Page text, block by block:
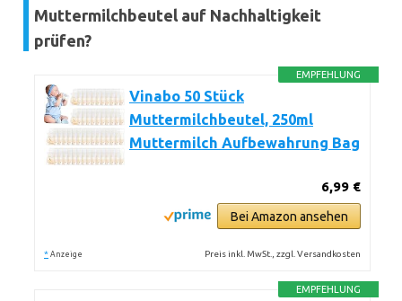
Muttermilchbeutel auf Nachhaltigkeit
prüfen?
EMPFEHLUNG
Vinabo 50 Stück
Muttermilchbeutel, 250ml
Muttermilch Aufbewahrung Bag
6,99 €
Bei Amazon ansehen
* Anzeige Preis inkl. MwSt., zzgl. Versandkosten
EMPFEHLUNG